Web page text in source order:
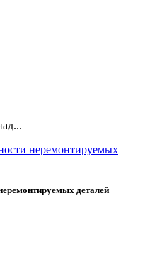
неремонтируемых
деталей